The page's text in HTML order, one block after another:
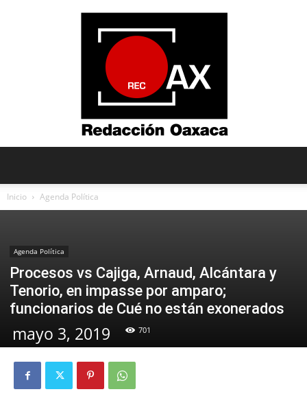
Inicio Agenda Política
Agenda Política
Procesos vs Cajiga, Arnaud, Alcántara y
Tenorio, en impasse por amparo;
funcionarios de Cué no están exonerados
mayo 3, 2019 701